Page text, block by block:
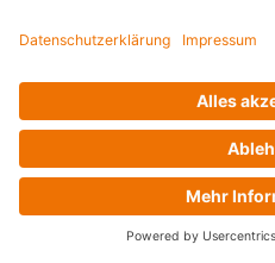
Klingeltaster und Gongs
Sprechanlagen-Sets
Zubehör Türkommunikation
Videoüberwachung
Zubehör Videoüberwachung
Alle anzeigen